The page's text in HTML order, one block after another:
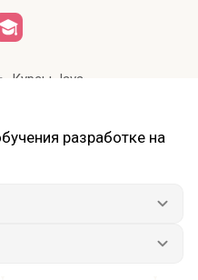
Курсы Java
разработке на